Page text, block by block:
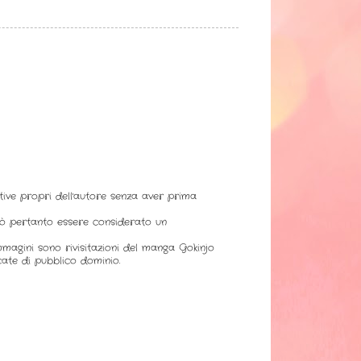
propri dell'autore senza aver prima
pertanto essere considerato un
sono rivisitazioni del manga Gokinjo
di pubblico dominio.